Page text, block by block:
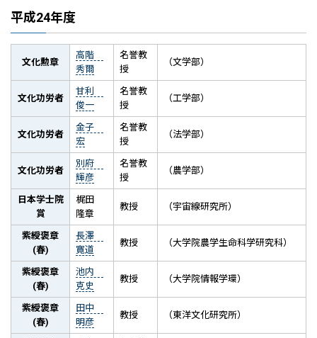
平成24年度
文化勲章
高階
秀爾
名誉教
授
（文学部）
文化功労者
甘利
俊一
名誉教
授
（工学部）
文化功労者
金子
宏
名誉教
授
（法学部）
文化功労者
別府
輝彦
名誉教
授
（農学部）
日本学士院
賞
梶田
隆章
教授 （宇宙線研究所）
紫綬褒章
(春)
長澤
寛道
教授 （大学院農学生命科学研究科）
紫綬褒章
(春)
池内
克史
教授 （大学院情報学環）
紫綬褒章
(春)
田中
明彦
教授 （東洋文化研究所）